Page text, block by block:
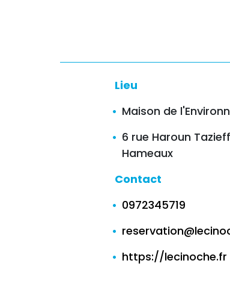
Lieu
Maison de
6 rue Haroun
Hameaux
Contact
0972345719
https://lecinoche.fr